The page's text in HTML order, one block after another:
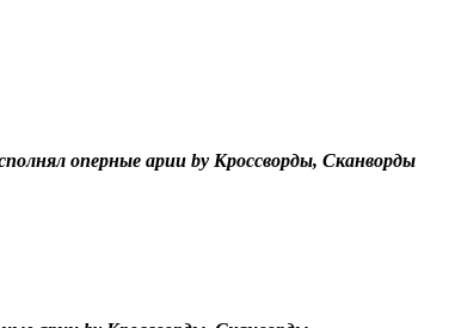
оперные арии by Кроссворды, Сканворды